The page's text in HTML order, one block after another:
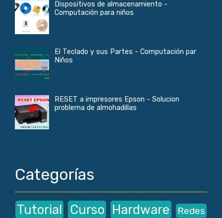
Dispositivos de almacenamiento -
Computación para niños
El Teclado y sus Partes - Computación par
Niños
RESET a impresores Epson - Solucion
problema de almohadillas
Categorías
Tutorial Curso Hardware
Redes